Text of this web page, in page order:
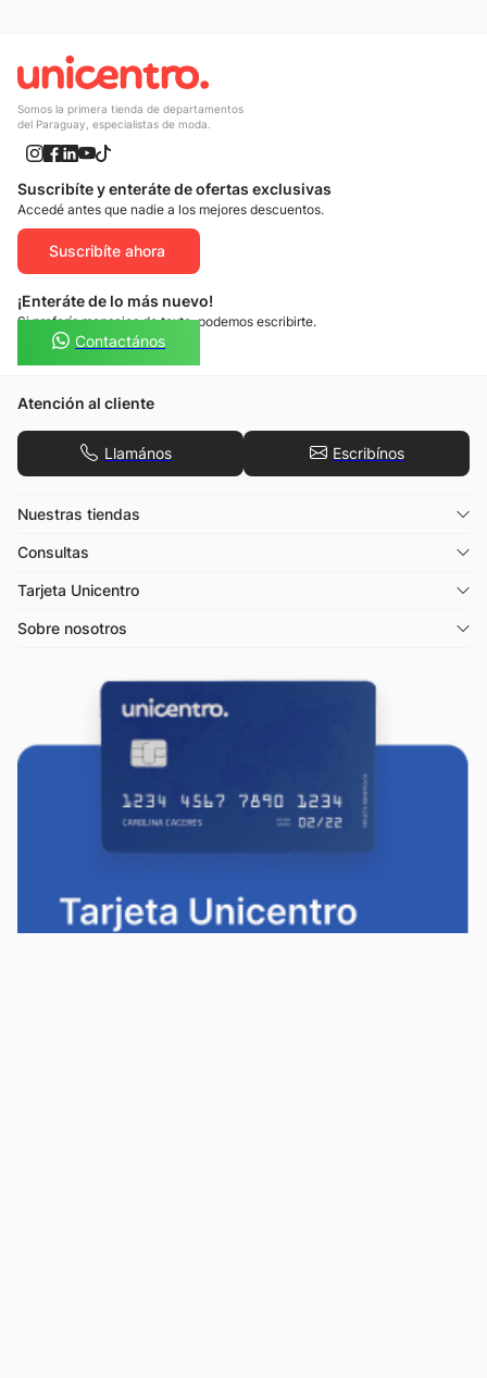
Somos la primera tienda de departamentos
del Paraguay, especialistas de moda.
Suscribíte y enteráte de ofertas exclusivas
Accedé antes que nadie a los mejores descuentos.
Suscribíte ahora
¡Enteráte de lo más nuevo!
Si preferís mensajes de texto, podemos escribirte.
Contactános
Atención al cliente
Llamános Escribínos
Nuestras tiendas
Consultas
Tarjeta Unicentro
Sobre nosotros